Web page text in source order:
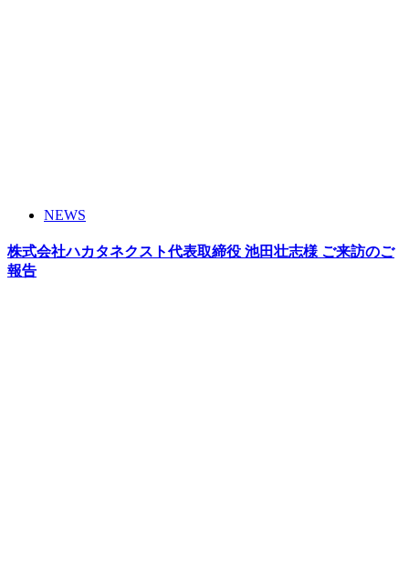
NEWS
株式会社ハカタネクスト代表取締役 池田壮志様 ご来訪のご
報告